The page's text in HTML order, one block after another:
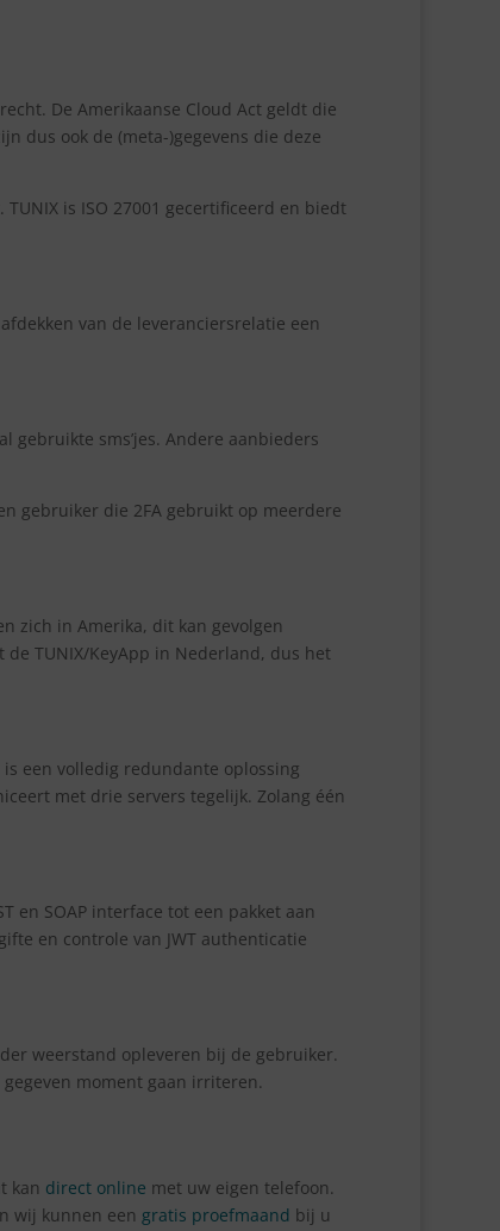
De Amerikaanse Cloud Act geldt die
dus ook de (meta-)gegevens die deze
is ISO 27001 gecertificeerd en biedt
van de leveranciersrelatie een
gebruikte sms’jes. Andere aanbieders
gebruiker die 2FA gebruikt op meerdere
zich in Amerika, dit kan gevolgen
TUNIX/KeyApp in Nederland, dus het
een volledig redundante oplossing
met drie servers tegelijk. Zolang één
en SOAP interface tot een pakket aan
en controle van JWT authenticatie
weerstand opleveren bij de gebruiker.
moment gaan irriteren.
kan direct online met uw eigen telefoon.
wij kunnen een gratis proefmaand bij u